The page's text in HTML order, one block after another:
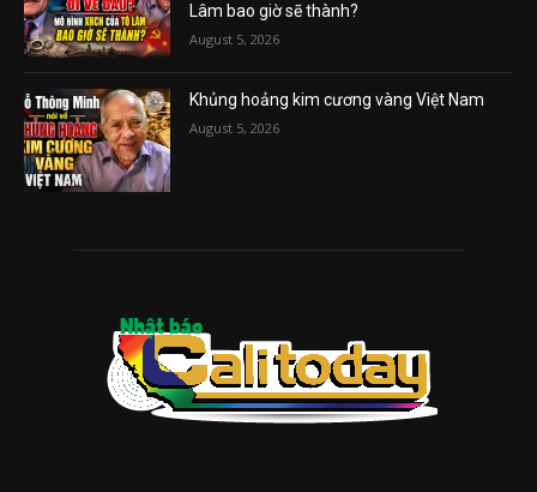
Lâm bao giờ sẽ thành?
August 5, 2026
Khủng hoảng kim cương vàng Việt Nam
August 5, 2026